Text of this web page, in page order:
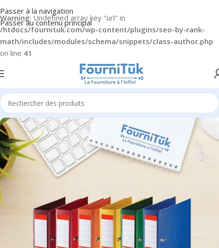
Warning: Undefined array key "url" in
/htdocs/fournituk.com/wp-content/plugins/seo-by-rank-
math/includes/modules/schema/snippets/class-author.php
on line 41
Passer à la navigation
Passer au contenu principal